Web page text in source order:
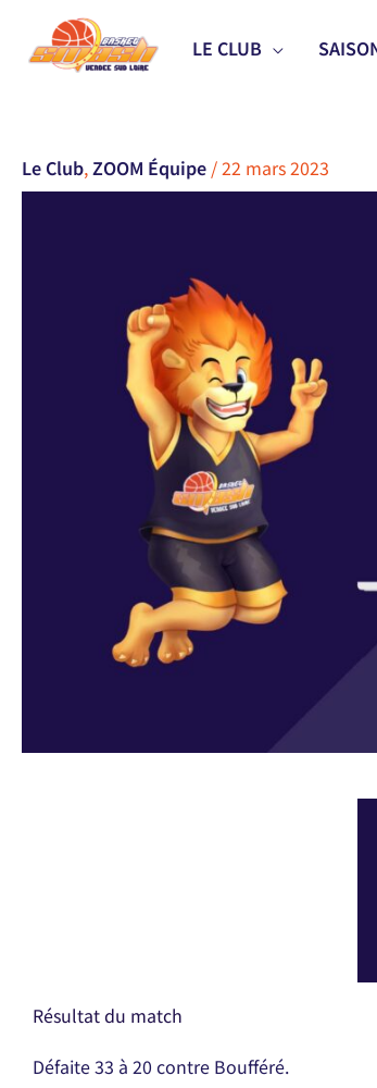
LE CLUB
Le Club,ZOOM Équipe /22 mars 2023
Résultat du match
Défaite 33 à 20 contre Boufféré.